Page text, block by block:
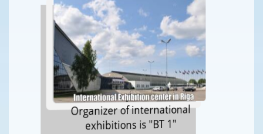
Organizer of international
exhibitions is "BT 1"